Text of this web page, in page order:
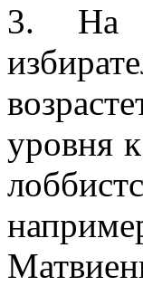
3. На
уровня